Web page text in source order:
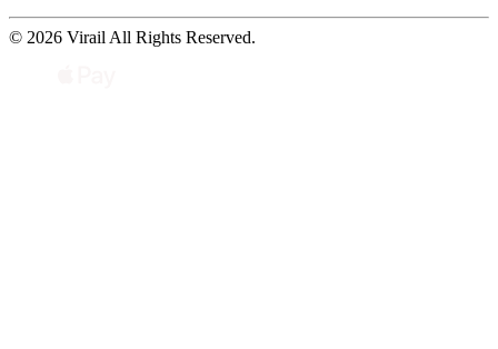
© 2026 Virail All Rights Reserved.